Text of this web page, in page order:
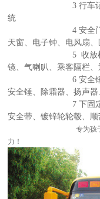
3行车
统
4安全
天窗、电子钟、电风扇、
5收放
镜、气喇叭、乘客隔栏、
6安全
安全锤、除霜器、扬声器
7下固
安全带、镀锌轮轮毂、
专为孩
力！